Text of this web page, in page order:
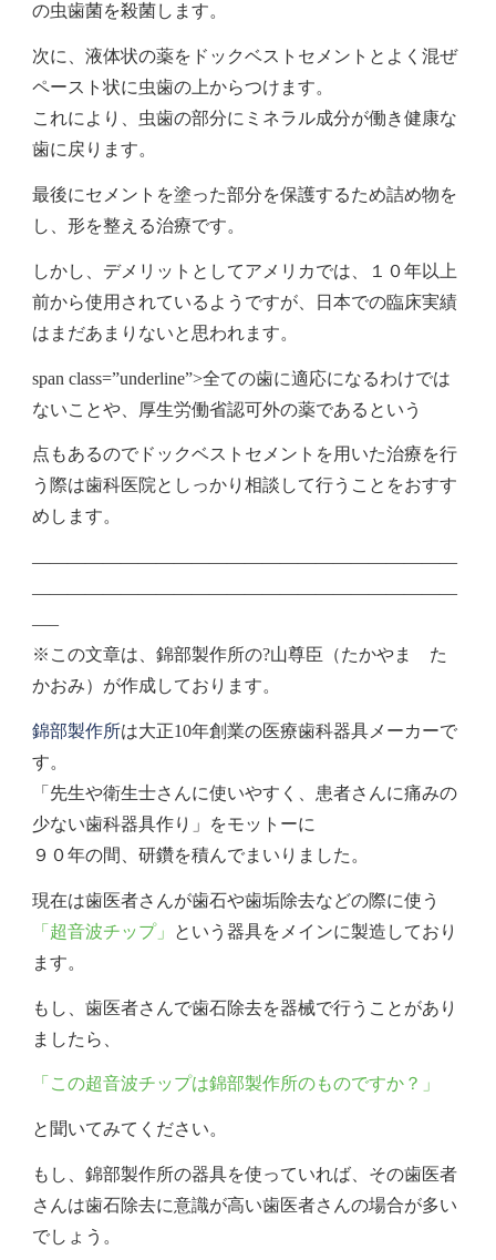
の虫歯菌を殺菌します。
次に、液体状の薬をドックベストセメントとよく混ぜ
ペースト状に虫歯の上からつけます。
これにより、虫歯の部分にミネラル成分が働き健康な
歯に戻ります。
最後にセメントを塗った部分を保護するため詰め物を
し、形を整える治療です。
しかし、デメリットとしてアメリカでは、１０年以上
前から使用されているようですが、日本での臨床実績
はまだあまりないと思われます。
span class=”underline”>全ての歯に適応になるわけでは
ないことや、
厚生労働省認可外の薬である という
点もあるのでドックベストセメントを用いた治療を行
う際は歯科医院としっかり 相談 して行うことをおすす
めします。
————————————————————————
————————————————————————
—–
※この文章は、錦部製作所の?山尊臣（たかやま た
かおみ）が作成しております。
錦部製作所は大正10年創業の医療歯科器具メーカーで
す。
「先生や衛生士さんに使いやすく、患者さんに痛みの
少ない歯科器具作り」をモットーに
９０年の間、研鑽を積んでまいりました。
現在は歯医者さんが歯石や歯垢除去などの際に使う
「超音波チップ」
という器具をメインに製造しており
ます。
もし、歯医者さんで歯石除去を器械で行うことがあり
ましたら、
「この超音波チップは錦部製作所のものですか？」
と聞いてみてください。
もし、錦部製作所の器具を使っていれば、その歯医者
さんは歯石除去に意識が高い歯医者さんの場合が多い
でしょう。